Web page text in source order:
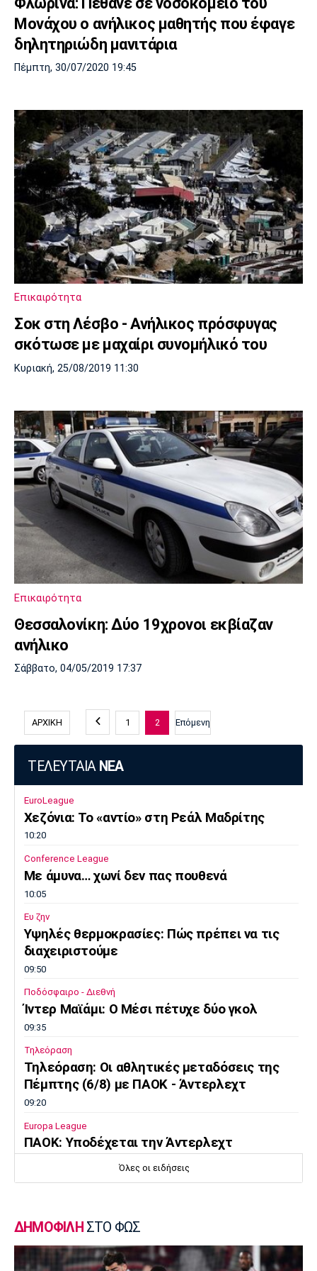
Μονάχου ο ανήλικος μαθητής που έφαγε
δηλητηριώδη μανιτάρια
Πέμπτη, 30/07/2020 19:45
Επικαιρότητα
Σοκ στη Λέσβο - Ανήλικος πρόσφυγας
σκότωσε με μαχαίρι συνομήλικό του
Κυριακή, 25/08/2019 11:30
Επικαιρότητα
Θεσσαλονίκη: Δύο 19χρονοι εκβίαζαν
ανήλικο
Σάββατο, 04/05/2019 17:37
ΑΡΧΙΚΗ 1 2 Επόμενη
ΤΕΛΕΥΤΑΙΑ ΝΕΑ
EuroLeague
Χεζόνια: Το «αντίο» στη Ρεάλ Μαδρίτης
10:20
Conference League
Με άμυνα… χωνί δεν πας πουθενά
10:05
Ευ ζην
Υψηλές θερμοκρασίες: Πώς πρέπει να τις
διαχειριστούμε
09:50
Ποδόσφαιρο - Διεθνή
Ίντερ Μαϊάμι: Ο Μέσι πέτυχε δύο γκολ
09:35
Τηλεόραση
Τηλεόραση: Οι αθλητικές μεταδόσεις της
Πέμπτης (6/8) με ΠΑΟΚ - Άντερλεχτ
09:20
Europa League
ΠΑΟΚ: Υποδέχεται την Άντερλεχτ
Κολύμβηση
Ήττα της Ελλάδας από την Ολλανδία
Χάντμπολ
Όλες οι ειδήσεις
ΔΗΜΟΦΙΛΗ ΣΤΟ ΦΩΣ